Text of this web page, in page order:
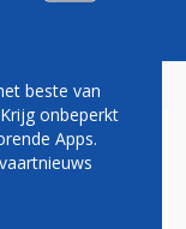
beste van
onbeperkt
Apps.